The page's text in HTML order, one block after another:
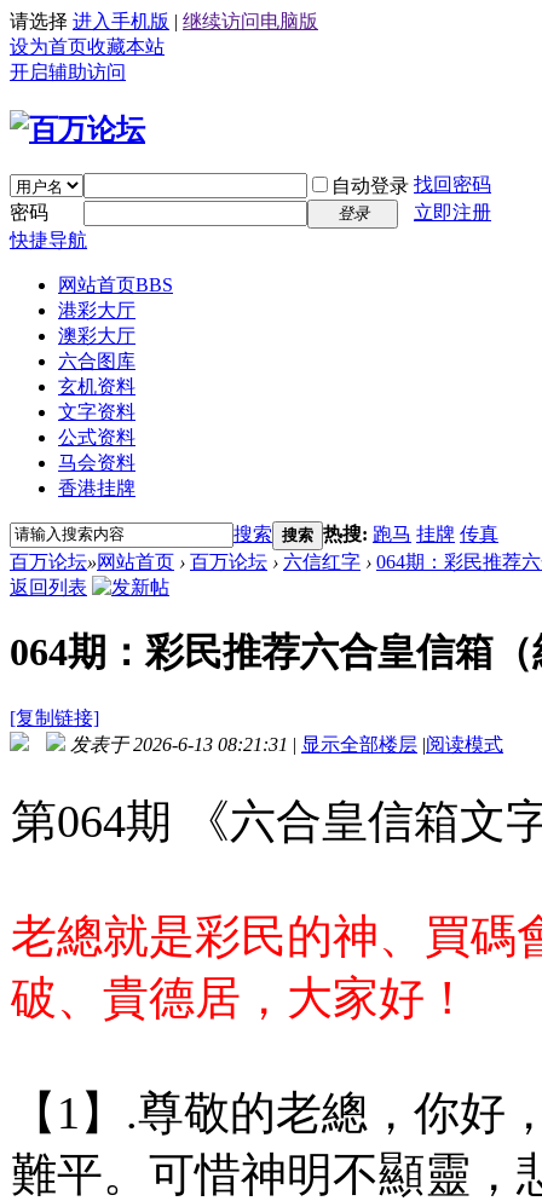
请选择 进入手机版 | 继续访问电脑版
设为首页收藏本站
开启辅助访问
自动登录 找回密码
密码
登录
立即注册
快捷导航
网站首页BBS
港彩大厅
澳彩大厅
六合图库
玄机资料
文字资料
公式资料
马会资料
香港挂牌
搜索 搜索 热搜: 跑马 挂牌 传真
百万论坛»网站首页 › 百万论坛 › 六信红字 › 064期：彩民推荐
返回列表
064期：彩民推荐六合皇信箱
[复制链接]
发表于 2026-6-13 08:21:31 | 显示全部楼层 |阅读模式
第064期 《六合皇信箱文
老總就是彩民的神、買碼
破、貴德居，大家好！
【1】.尊敬的老總，你
難平。可惜神明不顯靈，